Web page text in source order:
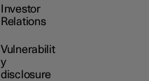
Investor
Relations
Vulnerabilit
y
disclosure